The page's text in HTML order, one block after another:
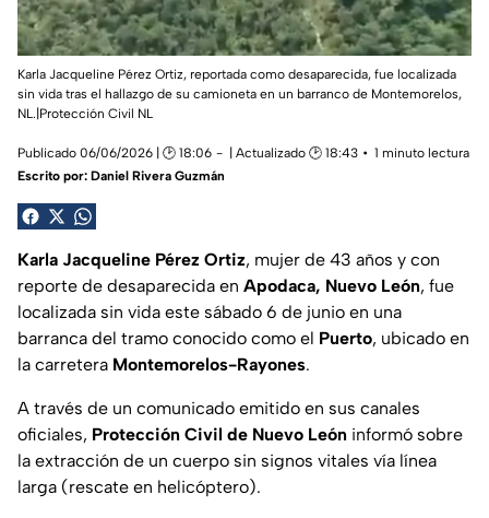
Karla Jacqueline Pérez Ortiz, reportada como desaparecida, fue localizada
sin vida tras el hallazgo de su camioneta en un barranco de Montemorelos,
NL.|Protección Civil NL
Publicado 06/06/2026 | 🕑 18:06 | Actualizado 🕑 18:43
1 minuto lectura
Escrito por: Daniel Rivera Guzmán
Karla Jacqueline Pérez Ortiz, mujer de 43 años y con
reporte de desaparecida en Apodaca, Nuevo León, fue
localizada sin vida este sábado 6 de junio en una
barranca del tramo conocido como el Puerto, ubicado en
la carretera Montemorelos-Rayones.
A través de un comunicado emitido en sus canales
oficiales, Protección Civil de Nuevo León informó sobre
la extracción de un cuerpo sin signos vitales vía línea
larga (rescate en helicóptero).